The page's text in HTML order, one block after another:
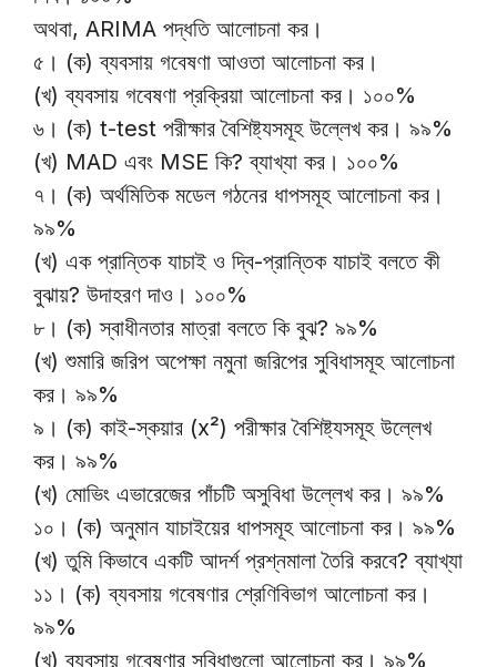
অথবা, ARIMA পদ্ধতি আলোচনা কর।
৫। (ক) ব্যবসায় গবেষণা আওতা আলোচনা কর।
(খ) ব্যবসায় গবেষণা প্রক্রিয়া আলোচনা কর। ১০০%
৬। (ক) t-test পরীক্ষার বৈশিষ্ট্যসমূহ উল্লেখ কর। ৯৯%
(খ) MAD এবং MSE কি? ব্যাখ্যা কর। ১০০%
৭। (ক) অর্থমিতিক মডেল গঠনের ধাপসমূহ আলোচনা কর।
৯৯%
(খ) এক প্রান্তিক যাচাই ও দ্বি-প্রান্তিক যাচাই বলতে কী
বুঝায়? উদাহরণ দাও। ১০০%
৮। (ক) স্বাধীনতার মাত্রা বলতে কি বুঝ? ৯৯%
(খ) শুমারি জরিপ অপেক্ষা নমুনা জরিপের সুবিধাসমূহ আলোচনা
কর। ৯৯%
৯। (ক) কাই-স্কয়ার (x²) পরীক্ষার বৈশিষ্ট্যসমূহ উল্লেখ
কর। ৯৯%
(খ) মোভিং এভারেজের পাঁচটি অসুবিধা উল্লেখ কর। ৯৯%
১০। (ক) অনুমান যাচাইয়ের ধাপসমূহ আলোচনা কর। ৯৯%
(খ) তুমি কিভাবে একটি আদর্শ প্রশ্নমালা তৈরি করবে? ব্যাখ্যা
১১। (ক) ব্যবসায় গবেষণার শ্রেণিবিভাগ আলোচনা কর।
৯৯%
(খ) ব্যবসায় গবেষণার সুবিধাগুলো আলোচনা কর। ৯৯%